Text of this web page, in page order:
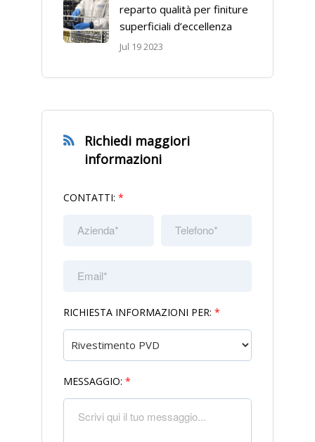
reparto qualità per finiture
superficiali d’eccellenza
Jul 19 2023
Richiedi maggiori
informazioni
CONTATTI: *
RICHIESTA INFORMAZIONI PER: *
MESSAGGIO: *